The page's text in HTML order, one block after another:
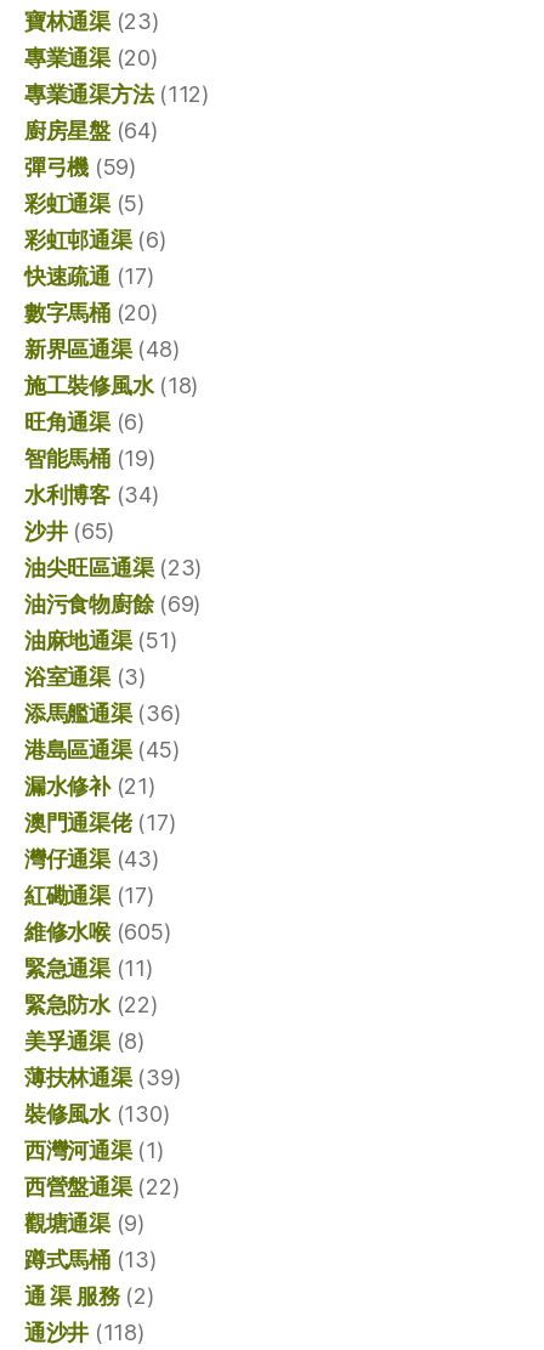
寶林通渠(23)
專業通渠(20)
專業通渠方法(112)
廚房星盤(64)
彈弓機 (59)
彩虹通渠(5)
彩虹邨通渠(6)
快速疏通 (17)
數字馬桶(20)
新界區通渠(48)
施工裝修風水(18)
旺角通渠(6)
智能馬桶(19)
水利博客(34)
沙井(65)
油尖旺區通渠(23)
油污食物廚餘(69)
油麻地通渠(51)
浴室通渠(3)
添馬艦通渠(36)
港島區通渠(45)
漏水修补(21)
澳門通渠佬(17)
灣仔通渠(43)
紅磡通渠(17)
維修水喉(605)
緊急通渠(11)
緊急防水(22)
美孚通渠(8)
薄扶林通渠(39)
裝修風水(130)
西灣河通渠(1)
西營盤通渠(22)
觀塘通渠(9)
蹲式馬桶(13)
通 渠 服務(2)
通沙井 (118)